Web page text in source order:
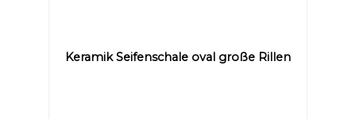
Keramik Seifenschale oval große Rillen